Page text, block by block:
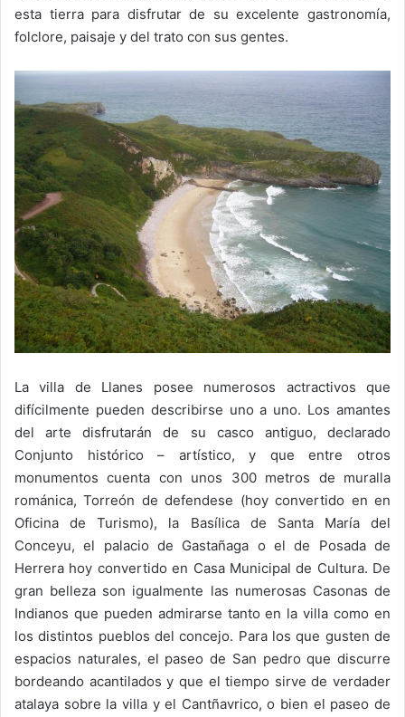
esta tierra para disfrutar de su excelente gastronomía,
folclore, paisaje y del trato con sus gentes.
La villa de Llanes posee numerosos actractivos que
difícilmente pueden describirse uno a uno. Los amantes
del arte disfrutarán de su casco antiguo, declarado
Conjunto histórico – artístico, y que entre otros
monumentos cuenta con unos 300 metros de muralla
románica, Torreón de defendese (hoy convertido en en
Oficina de Turismo), la Basílica de Santa María del
Conceyu, el palacio de Gastañaga o el de Posada de
Herrera hoy convertido en Casa Municipal de Cultura. De
gran belleza son igualmente las numerosas Casonas de
Indianos que pueden admirarse tanto en la villa como en
los distintos pueblos del concejo. Para los que gusten de
espacios naturales, el paseo de San pedro que discurre
bordeando acantilados y que el tiempo sirve de verdader
atalaya sobre la villa y el Cantñavrico, o bien el paseo de